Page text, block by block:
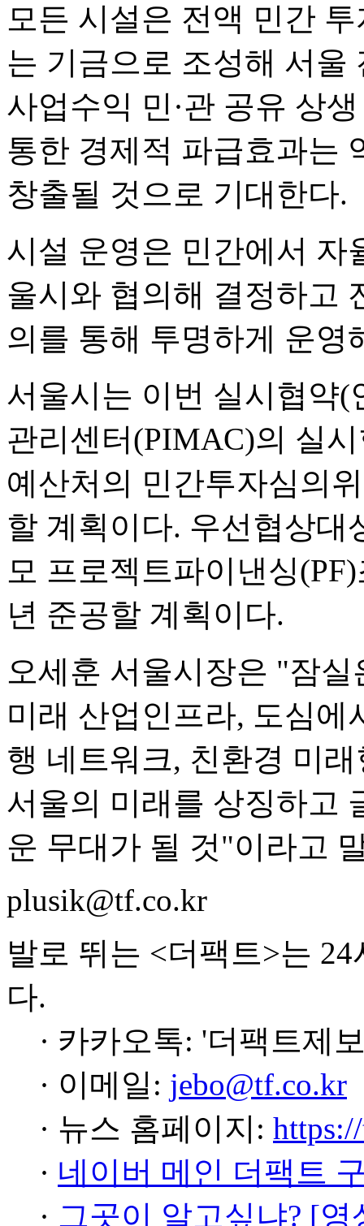
모든 시설은 전액 민간
는 기금으로 조성해 서울
사업수익 민·관 공유 상
통한 경제적 파급효과는
창출될 것으로 기대한다.
시설 운영은 민간에서 자
울시와 협의해 결정하고
의를 통해 투명하게 운영
서울시는 이번 실시협약
관리센터(PIMAC)의 실
예산처의 민간투자심의
할 계획이다. 우선협상
모 프로젝트파이낸싱
년 준공할 계획이다.
오세훈 서울시장은 "잠
미래 산업인프라, 도심에
행 네트워크, 친환경 미
서울의 미래를 상징하고
운 무대가 될 것"이라고
plusik@tf.co.kr
발로 뛰는 <더팩트>는
다.
· 카카오톡: '더팩트제
· 이메일: jebo@tf.co.kr
· 뉴스 홈페이지:
· 네이버 메인 더팩트
· 그곳이 알고싶냐? [